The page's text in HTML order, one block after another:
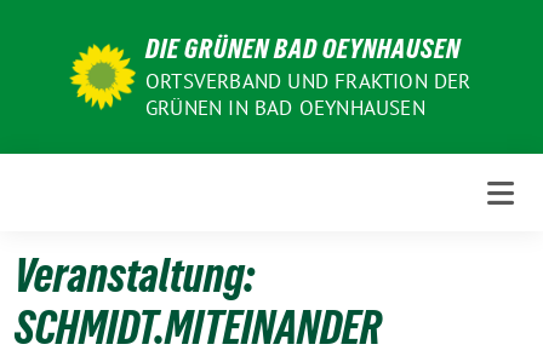
DIE GRÜNEN BAD OEYNHAUSEN
ORTSVERBAND UND FRAKTION DER
GRÜNEN IN BAD OEYNHAUSEN
Veranstaltung:
SCHMIDT.MITEINANDER